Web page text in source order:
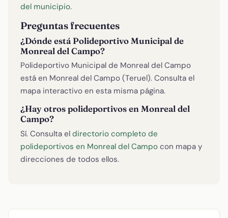
del municipio.
Preguntas frecuentes
¿Dónde está Polideportivo Municipal de
Monreal del Campo?
Polideportivo Municipal de Monreal del Campo
está en Monreal del Campo (Teruel). Consulta el
mapa interactivo en esta misma página.
¿Hay otros polideportivos en Monreal del
Campo?
Sí. Consulta el directorio completo de
polideportivos en Monreal del Campo con mapa y
direcciones de todos ellos.